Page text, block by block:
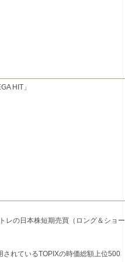
HIT」
レの日本株短期売買（ロング＆ショー
れているTOPIXの時価総額上位500